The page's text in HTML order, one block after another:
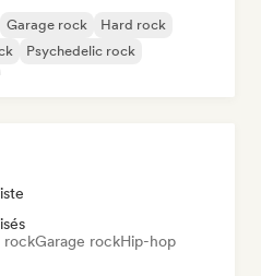
Garage rock
Hard rock
Psychedelic rock
rockGarage rockHip-hop